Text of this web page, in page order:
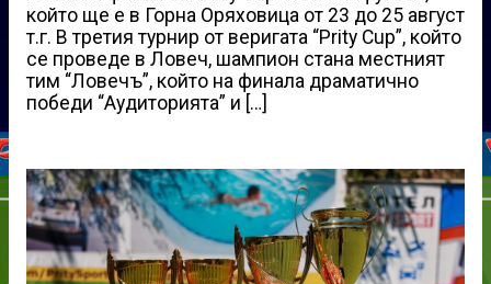
който ще е в Горна Оряховица от 23 до 25 август
т.г. В третия турнир от веригата “Prity Cup”, който
се проведе в Ловеч, шампион стана местният
тим “Ловечъ”, който на финала драматично
победи “Аудиторията” и […]